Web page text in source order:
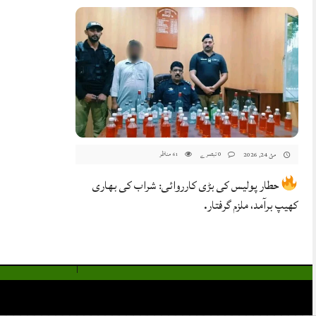
مئ 24, 2026 61 مناظر
حطار پولیس کی بڑی کارروائی: شراب کی بھاری
کھیپ برآمد، ملزم گرفتار.